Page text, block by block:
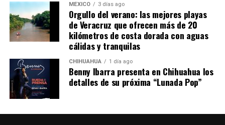
MÉXICO 3 días ago
Orgullo del verano: las mejores playas
de Veracruz que ofrecen más de 20
kilómetros de costa dorada con aguas
cálidas y tranquilas
CHIHUAHUA 1 día ago
Benny Ibarra presenta en Chihuahua los
detalles de su próxima “Lunada Pop”